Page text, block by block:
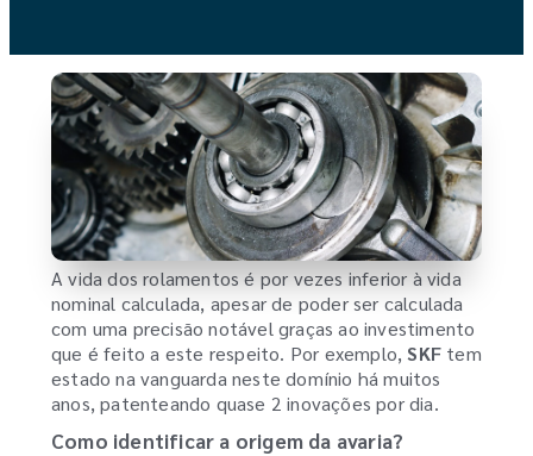
A vida dos rolamentos é por vezes inferior à vida
nominal calculada, apesar de poder ser calculada
com uma precisão notável graças ao investimento
que é feito a este respeito. Por exemplo,SKF tem
estado na vanguarda neste domínio há muitos
anos, patenteando quase 2 inovações por dia.
Como identificar a origem da avaria?